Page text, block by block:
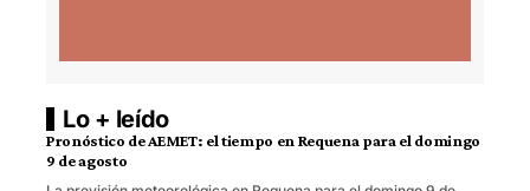
Lo + leído
Pronóstico de AEMET: el tiempo en Requena para el domingo
9 de agosto